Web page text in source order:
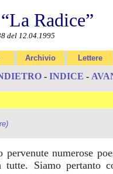
Radice”
del 12.04.1995
Archivio Lettere
- INDICE -
numerose
Siamo pertanto